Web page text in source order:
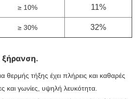
≥ 10%
11%
≥ 30% 32%
ξήρανση.
τήξης έχει πλήρεις και καθαρές
και γωνίες, υψηλή λευκότητα.